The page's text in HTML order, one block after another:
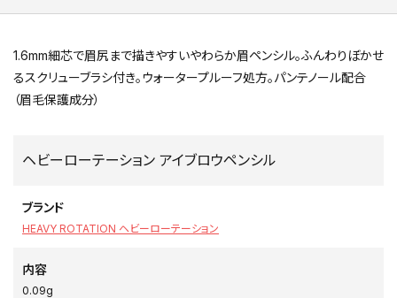
1.6mm細芯で眉尻まで描きやすいやわらか眉ペンシル。ふんわりぼかせ
るスクリューブラシ付き。ウォータープルーフ処方。パンテノール配合
（眉毛保護成分）
ヘビーローテーション アイブロウペンシル
ブランド
HEAVY ROTATION ヘビーローテーション
内容
0.09g